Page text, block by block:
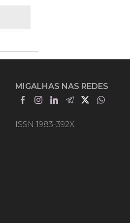
MIGALHAS NAS REDES
ISSN 1983-392X